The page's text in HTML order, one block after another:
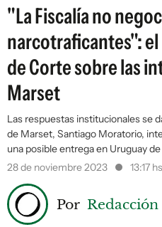
"La Fiscalía no
narcotraficantes":
de Corte sobre las
Marset
Las respuestas institucionales se
de Marset, Santiago Moratorio,
una posible entrega en Uruguay
28 de noviembre 2023
13:17 hs
Por Redacción